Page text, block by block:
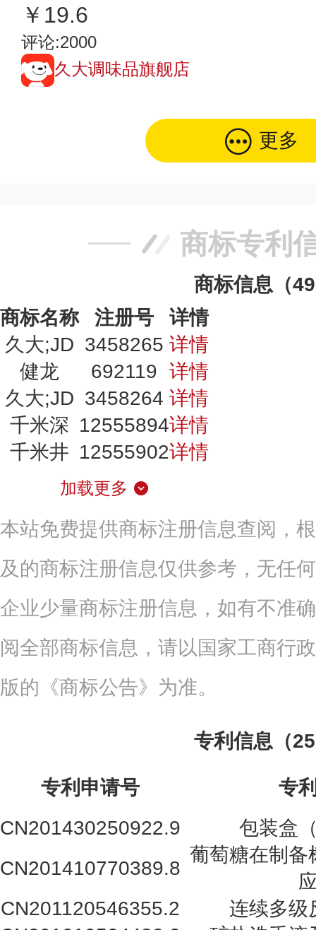
￥19.6
评论:2000
久大调味品旗舰店
更多
商标专利
商标信息（
商标名称
注册号
详情
久大;JD 3458265 详情
健龙
692119 详情
久大;JD 3458264 详情
千米深 12555894详情
千米井 12555902详情
加载更多
本站免费提供商标注册信息查阅，
及的商标注册信息仅供参考，无任
企业少量商标注册信息，如有不准
阅全部商标信息，请以国家工商行
版的《商标公告》为准。
专利信息（
专利申请号
专
CN201430250922.9
包装盒
CN201410770389.8
葡萄糖在制备
CN201120546355.2
连续多级